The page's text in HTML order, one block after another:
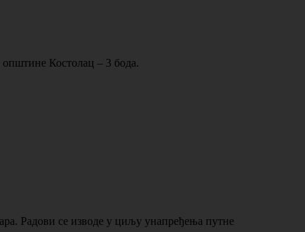
Костолац – 3 бода.
Радови се изводе у циљу унапређења путне